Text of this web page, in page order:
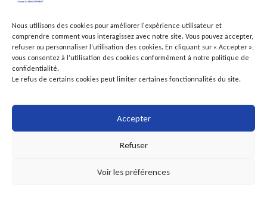
Nous utilisons des cookies pour améliorer l'expérience utilisateur et
comprendre comment vous interagissez avec notre site. Vous pouvez accepter,
refuser ou personnaliser l’utilisation des cookies. En cliquant sur « Accepter »,
vous consentez à l’utilisation des cookies conformément à notre politique de
confidentialité.
Le refus de certains cookies peut limiter certaines fonctionnalités du site.
Accepter
Refuser
Voir les préférences